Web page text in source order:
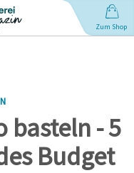
Zum Shop
basteln - 5
Budget